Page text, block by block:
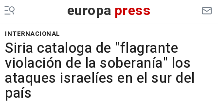
europa press
INTERNACIONAL
Siria cataloga de "flagrante
violación de la soberanía" los
ataques israelíes en el sur del
país